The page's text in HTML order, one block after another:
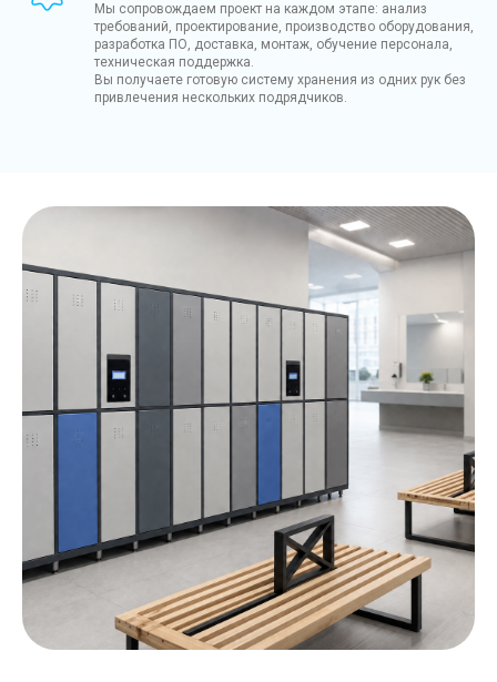
Мы сопровождаем проект на каждом этапе: анализ
требований, проектирование, производство оборудования,
разработка ПО, доставка, монтаж, обучение персонала,
техническая поддержка.
Вы получаете готовую систему хранения из одних рук без
привлечения нескольких подрядчиков.